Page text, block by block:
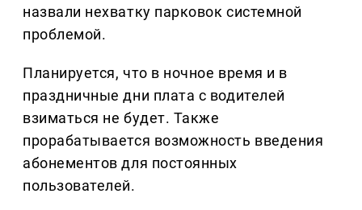
назвали нехватку парковок системной
проблемой.
Планируется, что в ночное время и в
праздничные дни плата с водителей
взиматься не будет. Также
прорабатывается возможность введения
абонементов для постоянных
пользователей.